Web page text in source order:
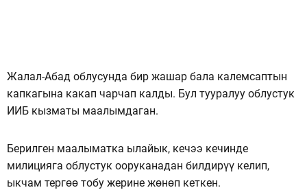
Жалал-Абад облусунда бир жашар бала калемсаптын
капкагына какап чарчап калды. Бул тууралуу облустук
ИИБ кызматы маалымдаган.
Берилген маалыматка ылайык, кечээ кечинде
милицияга облустук ооруканадан билдирүү келип,
ыкчам тергөө тобу жерине жөнөп кеткен.